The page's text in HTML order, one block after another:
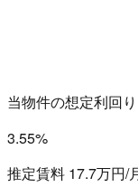
当物件の想定利回り
3.55%
推定賃料 17.7万円/